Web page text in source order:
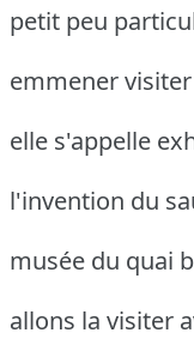
petit peu
emmener
elle s'appelle
l'invention du
musée du quai
allons la visiter